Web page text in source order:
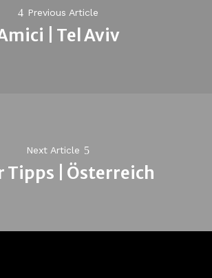
Previous Article
Previous
| Tel Aviv
Next Article
Next
Tipps | Österreich